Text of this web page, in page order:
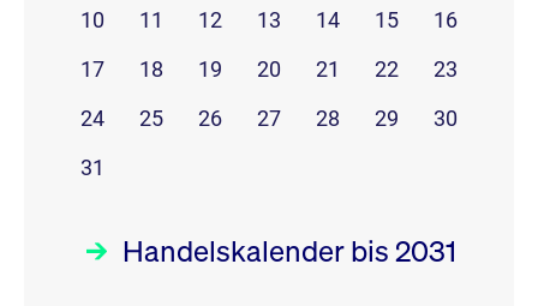
10 11 12 13 14 15
16
17
18 19 20 21 22
23
24
25 26 27 28 29
30
31
Handelskalender bis 2031